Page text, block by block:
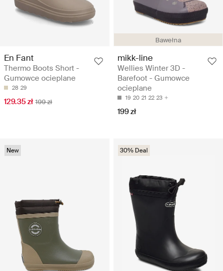
En Fant
Thermo Boots Short -
Gumowce ocieplane
28 29
129.35 zł 199 zł
Bawełna
mikk-line
Wellies Winter 3D -
Barefoot - Gumowce
ocieplane
19 20 21 22 23
199 zł
New 30% Deal